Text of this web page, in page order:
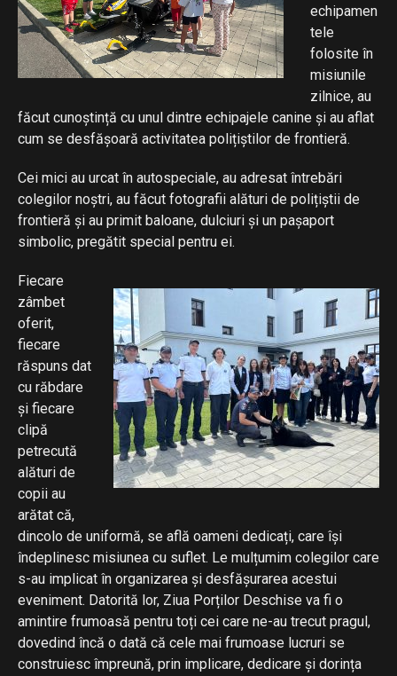
echipamen
tele
folosite în
misiunile
zilnice, au
făcut cunoștință cu unul dintre echipajele canine și au aflat
cum se desfășoară activitatea polițiștilor de frontieră.
Cei mici au urcat în autospeciale, au adresat întrebări
colegilor noștri, au făcut fotografii alături de polițiștii de
frontieră și au primit baloane, dulciuri și un pașaport
simbolic, pregătit special pentru ei.
Fiecare
zâmbet
oferit,
fiecare
răspuns dat
cu răbdare
și fiecare
clipă
petrecută
alături de
copii au
arătat că,
dincolo de uniformă, se află oameni dedicați, care își
îndeplinesc misiunea cu suflet. Le mulțumim colegilor care
s-au implicat în organizarea și desfășurarea acestui
eveniment. Datorită lor, Ziua Porților Deschise va fi o
amintire frumoasă pentru toți cei care ne-au trecut pragul,
dovedind încă o dată că cele mai frumoase lucruri se
construiesc împreună, prin implicare, dedicare și dorința